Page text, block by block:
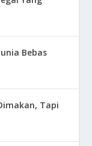
Bebas
Tapi